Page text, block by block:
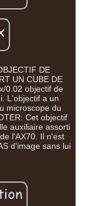
DE
UN CUBE DE
0.02 objectif de
L'objectif a un
microscope du
Cet objectif
auxiliaire assorti
l'AX70. Il n'est
d'image sans lui